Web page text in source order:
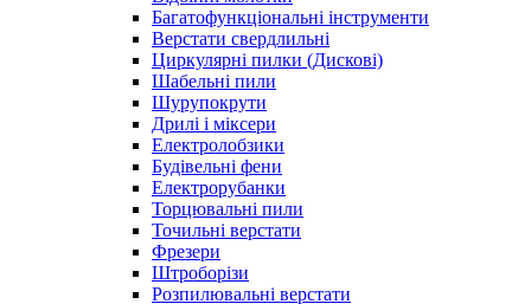
Багатофункціональні інструменти
Верстати свердлильні
Циркулярні пилки (Дискові)
Шабельні пили
Шурупокрути
Дрилі і міксери
Електролобзики
Будівельні фени
Електрорубанки
Торцювальні пили
Точильні верстати
Фрезери
Штроборізи
Розпилювальні верстати